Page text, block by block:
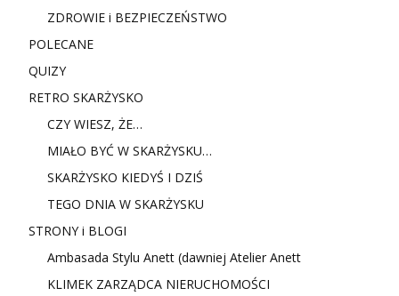
ZDROWIE i BEZPIECZEŃSTWO
POLECANE
QUIZY
RETRO SKARŻYSKO
CZY WIESZ, ŻE…
MIAŁO BYĆ W SKARŻYSKU…
SKARŻYSKO KIEDYŚ I DZIŚ
TEGO DNIA W SKARŻYSKU
STRONY i BLOGI
Ambasada Stylu Anett (dawniej Atelier Anett
KLIMEK ZARZĄDCA NIERUCHOMOŚCI